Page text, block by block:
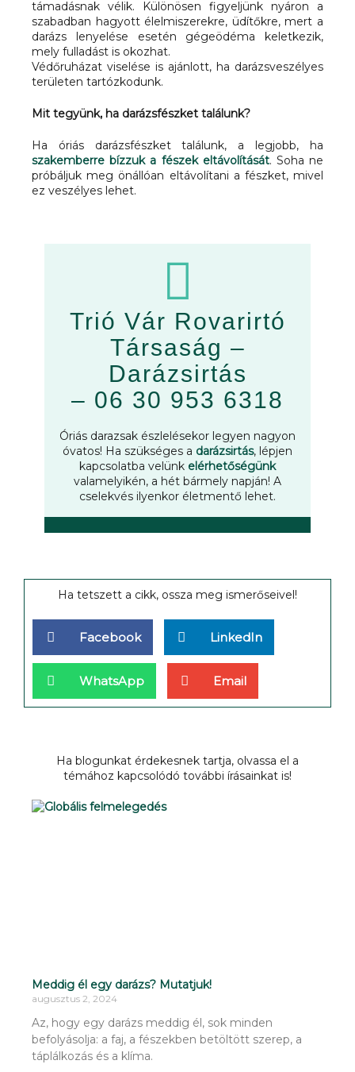
támadásnak vélik. Különösen figyeljünk nyáron a
szabadban hagyott élelmiszerekre, üdítőkre, mert a
darázs lenyelése esetén gégeödéma keletkezik,
mely fulladást is okozhat.
Védőruházat viselése is ajánlott, ha darázsveszélyes
területen tartózkodunk.
Mit tegyünk, ha darázsfészket találunk?
Ha óriás darázsfészket találunk, a legjobb, ha
szakemberre bízzuk a fészek eltávolítását. Soha ne
próbáljuk meg önállóan eltávolítani a fészket, mivel
ez veszélyes lehet.
Trió Vár Rovarirtó
Társaság –
Darázsirtás
– 06 30 953 6318
Óriás darazsak észlelésekor legyen nagyon
óvatos! Ha szükséges a darázsirtás, lépjen
kapcsolatba velünk elérhetőségünk
valamelyikén, a hét bármely napján! A
cselekvés ilyenkor életmentő lehet.
Ha tetszett a cikk, ossza meg ismerőseivel!
Facebook LinkedIn
WhatsApp Email
Ha blogunkat érdekesnek tartja, olvassa el a
témához kapcsolódó további írásainkat is!
Meddig él egy darázs? Mutatjuk!
augusztus 2, 2024
Az, hogy egy darázs meddig él, sok minden
befolyásolja: a faj, a fészekben betöltött szerep, a
táplálkozás és a klíma.